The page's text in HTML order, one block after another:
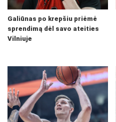
Galiūnas po krepšiu priėmė
sprendimą dėl savo ateities
Vilniuje